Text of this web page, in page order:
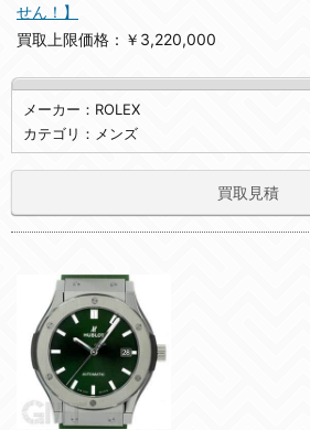
せん！】
買取上限価格：￥3,220,000
メーカー：ROLEX
カテゴリ：メンズ
買取見積